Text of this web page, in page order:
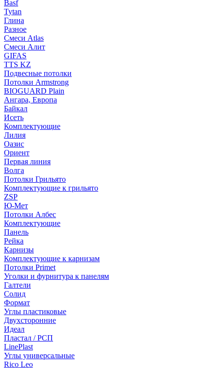
Basf
Tytan
Глина
Разное
Смеси Atlas
Смеси Алит
GIFAS
TTS KZ
Подвесные потолки
Потолки Armstrong
BIOGUARD Plain
Ангара, Европа
Байкал
Исеть
Комплектующие
Лилия
Оазис
Ориент
Первая линия
Волга
Потолки Грильято
Комплектующие к грильято
ZSP
Ю-Мет
Потолки Албес
Комплектующие
Панель
Рейка
Карнизы
Комплектующие к карнизам
Потолки Primet
Уголки и фурнитура к панелям
Галтели
Солид
Формат
Углы пластиковые
Двухсторонние
Идеал
Пластал / РСП
LinePlast
Углы универсальные
Rico Leo